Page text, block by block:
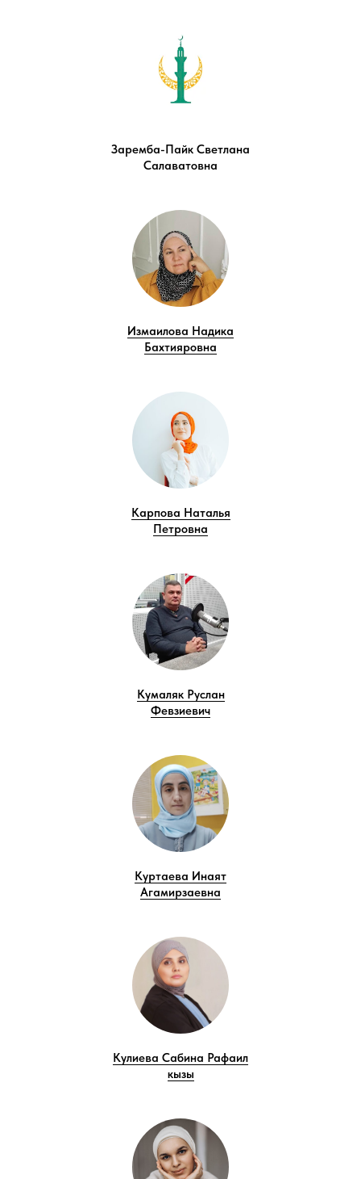
Заремба-Пайк Светлана
Салаватовна
Измаилова Надика
Бахтияровна
Карпова Наталья
Петровна
Кумаляк Руслан
Февзиевич
Куртаева Инаят
Агамирзаевна
Кулиева Сабина Рафаил
кызы